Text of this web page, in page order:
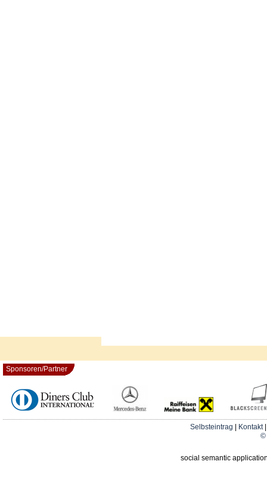
Sponsoren/Partner
Selbsteintrag Kontakt
©
social semantic